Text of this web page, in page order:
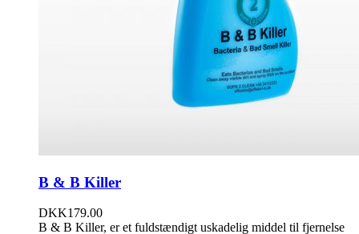
B & B Killer
DKK179.00
B & B Killer, er et fuldstændigt uskadelig middel til fjernelse